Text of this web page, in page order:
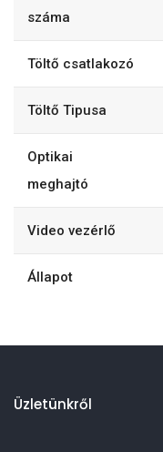
száma
Töltő csatlakozó
Töltő Tipusa
Optikai
meghajtó
Video vezérlő
Állapot
Üzletünkről